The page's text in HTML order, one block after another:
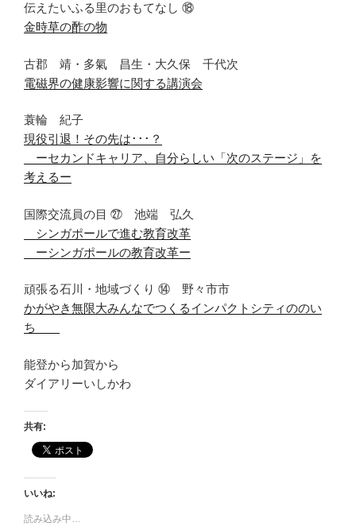
伝えたいふる里のおもてなし ⑱
金時草の酢の物
古郡 靖・多氣 昌生・大久保 千代次
電磁界の健康影響に関する講演会
蓑輪 紀子
現役引退！その先は･･･？
ーセカンドキャリア、自分らしい「次のステージ」を
考えるー
国際交流員の目 ㉗ 池端 弘久
シンガポールで進む教育改革
ーシンガポールの教育改革ー
頑張る石川・地域づくり ⑭ 野々市市
かがやき無限大みんなでつくるインパクトシティののい
ち
能登から加賀から
ダイアリーいしかわ
共有:
いいね:
読み込み中…